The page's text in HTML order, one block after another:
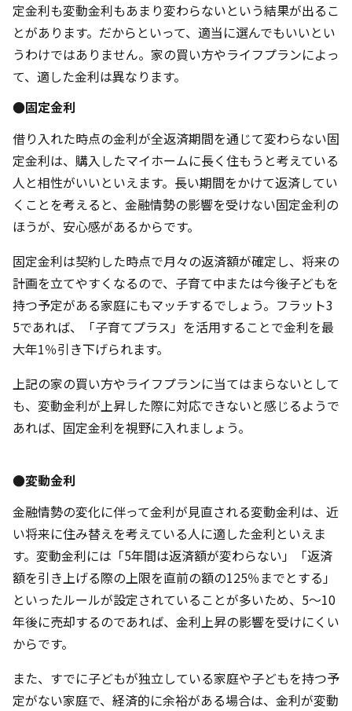
定金利も変動金利もあまり変わらないという結果が出るこ
とがあります。だからといって、適当に選んでもいいとい
うわけではありません。家の買い方やライフプランによっ
て、適した金利は異なります。
●固定金利
借り入れた時点の金利が全返済期間を通じて変わらない固
定金利は、購入したマイホームに長く住もうと考えている
人と相性がいいといえます。長い期間をかけて返済してい
くことを考えると、金融情勢の影響を受けない固定金利の
ほうが、安心感があるからです。
固定金利は契約した時点で月々の返済額が確定し、将来の
計画を立てやすくなるので、子育て中または今後子どもを
持つ予定がある家庭にもマッチするでしょう。フラット3
5であれば、「子育てプラス」を活用することで金利を最
大年1％引き下げられます。
上記の家の買い方やライフプランに当てはまらないとして
も、変動金利が上昇した際に対応できないと感じるようで
あれば、固定金利を視野に入れましょう。
●変動金利
金融情勢の変化に伴って金利が見直される変動金利は、近
い将来に住み替えを考えている人に適した金利といえま
す。変動金利には「5年間は返済額が変わらない」「返済
額を引き上げる際の上限を直前の額の125％までとする」
といったルールが設定されていることが多いため、5～10
年後に売却するのであれば、金利上昇の影響を受けにくい
からです。
また、すでに子どもが独立している家庭や子どもを持つ予
定がない家庭で、経済的に余裕がある場合は、金利が変動